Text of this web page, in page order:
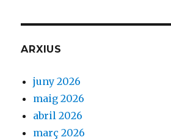
ARXIUS
juny 2026
maig 2026
abril 2026
març 2026